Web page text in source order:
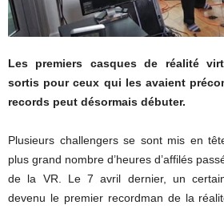
Les premiers casques de réalité
sortis pour ceux qui les avaient
records peut désormais débuter.
Plusieurs challengers se sont mis en
plus grand nombre d’heures d’affilés
de la VR. Le 7 avril dernier, un
devenu le premier recordman de la